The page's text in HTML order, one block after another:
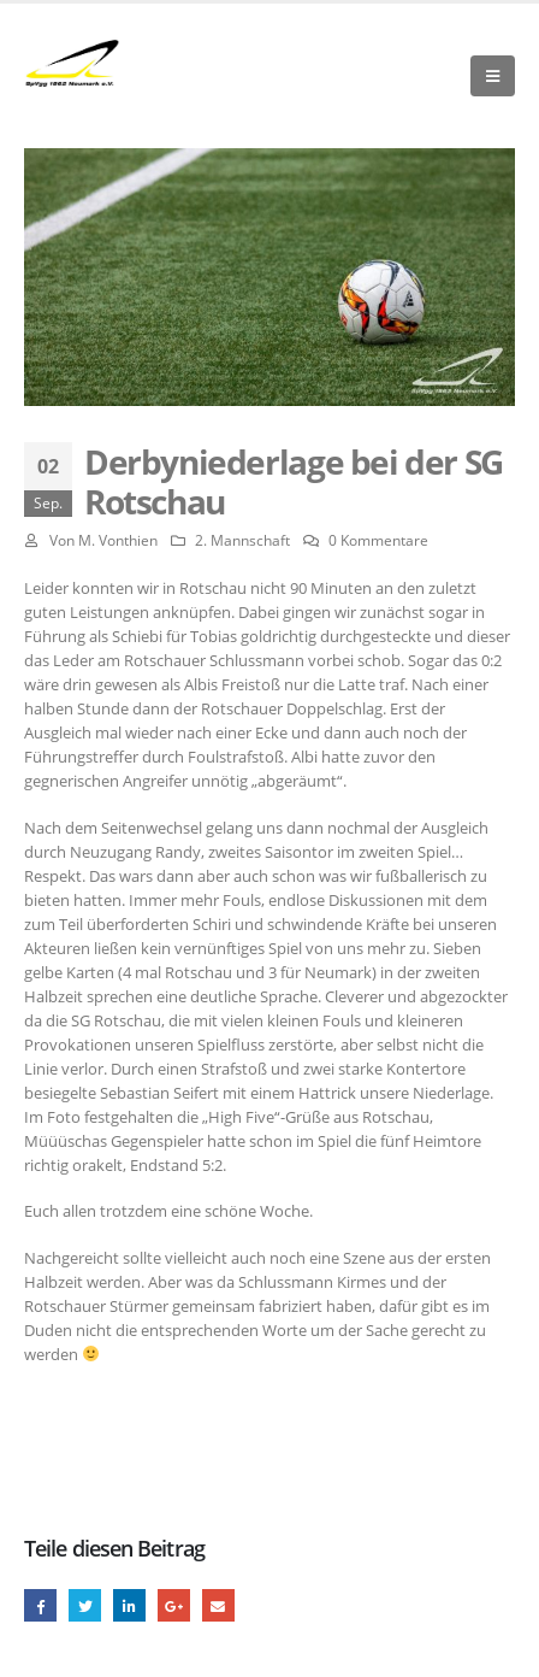
02
Sep.
Derbyniederlage bei der SG
Rotschau
Von M. Vonthien 2. Mannschaft 0 Kommentare
Leider konnten wir in Rotschau nicht 90 Minuten an den zuletzt
guten Leistungen anknüpfen. Dabei gingen wir zunächst sogar in
Führung als Schiebi für Tobias goldrichtig durchgesteckte und dieser
das Leder am Rotschauer Schlussmann vorbei schob. Sogar das 0:2
wäre drin gewesen als Albis Freistoß nur die Latte traf. Nach einer
halben Stunde dann der Rotschauer Doppelschlag. Erst der
Ausgleich mal wieder nach einer Ecke und dann auch noch der
Führungstreffer durch Foulstrafstoß. Albi hatte zuvor den
gegnerischen Angreifer unnötig „abgeräumt“.
Nach dem Seitenwechsel gelang uns dann nochmal der Ausgleich
durch Neuzugang Randy, zweites Saisontor im zweiten Spiel…
Respekt. Das wars dann aber auch schon was wir fußballerisch zu
bieten hatten. Immer mehr Fouls, endlose Diskussionen mit dem
zum Teil überforderten Schiri und schwindende Kräfte bei unseren
Akteuren ließen kein vernünftiges Spiel von uns mehr zu. Sieben
gelbe Karten (4 mal Rotschau und 3 für Neumark) in der zweiten
Halbzeit sprechen eine deutliche Sprache. Cleverer und abgezockter
da die SG Rotschau, die mit vielen kleinen Fouls und kleineren
Provokationen unseren Spielfluss zerstörte, aber selbst nicht die
Linie verlor. Durch einen Strafstoß und zwei starke Kontertore
besiegelte Sebastian Seifert mit einem Hattrick unsere Niederlage.
Im Foto festgehalten die „High Five“-Grüße aus Rotschau,
Müüüschas Gegenspieler hatte schon im Spiel die fünf Heimtore
richtig orakelt, Endstand 5:2.
Euch allen trotzdem eine schöne Woche.
Nachgereicht sollte vielleicht auch noch eine Szene aus der ersten
Halbzeit werden. Aber was da Schlussmann Kirmes und der
Rotschauer Stürmer gemeinsam fabriziert haben, dafür gibt es im
Duden nicht die entsprechenden Worte um der Sache gerecht zu
werden
Teile diesen Beitrag